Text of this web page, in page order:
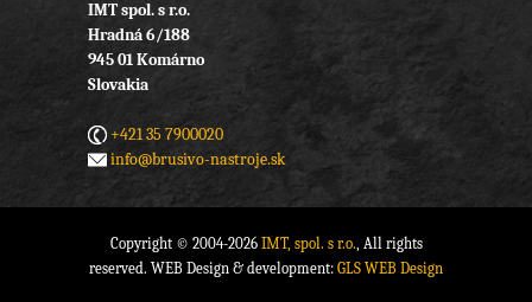
IMT spol. s r.o.
Hradná 6/188
945 01 Komárno
Slovakia
+421 35 7900020
info@brusivo-nastroje.sk
Copyright © 2004-2026 IMT, spol. s r.o., All rights
reserved. WEB Design & development: GLS WEB Design